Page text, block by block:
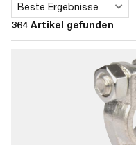
364 Artikel gefunden
Sortieren
Beste Ergebnisse